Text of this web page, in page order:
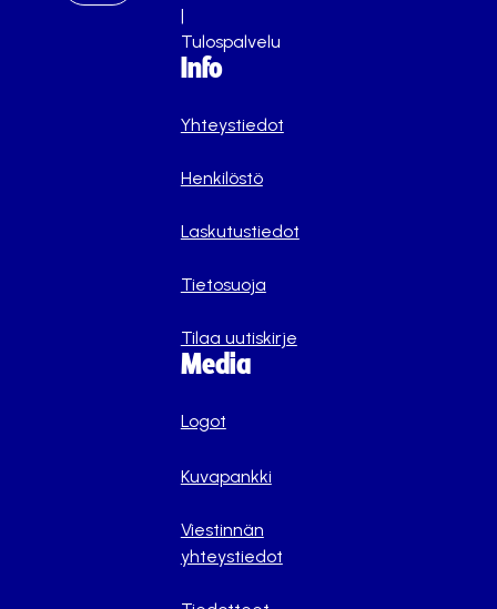
|
Tulospalvelu
Info
Yhteystiedot
Henkilöstö
Laskutustiedot
Tietosuoja
Tilaa uutiskirje
Media
Logot
Kuvapankki
Viestinnän
yhteystiedot